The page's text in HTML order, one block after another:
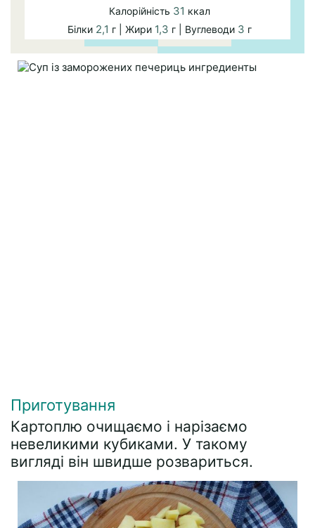
Калорійність 31 ккал
Білки 2,1 г | Жири 1,3 г | Вуглеводи 3 г
Приготування
Картоплю очищаємо і нарізаємо
невеликими кубиками. У такому
вигляді він швидше розвариться.